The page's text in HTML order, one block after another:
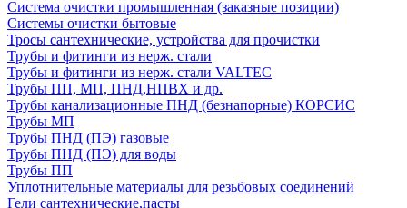
Система очистки промышленная (заказные позиции)
Системы очистки бытовые
Тросы сантехнические, устройства для прочистки
Трубы и фитинги из нерж. стали
Трубы и фитинги из нерж. стали VALTEC
Трубы ПП, МП, ПНД,НПВХ и др.
Трубы канализационные ПНД (безнапорные) КОРСИС
Трубы МП
Трубы ПНД (ПЭ) газовые
Трубы ПНД (ПЭ) для воды
Трубы ПП
Уплотнительные материалы для резьбовых соединений
Гели сантехнические,пасты